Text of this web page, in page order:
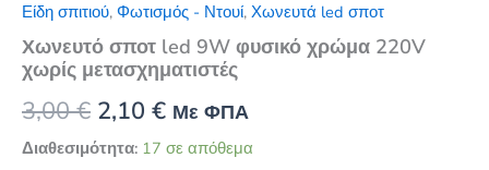
Είδη σπιτιού, Φωτισμός - Ντουί, Χωνευτά led σποτ
Χωνευτό σποτ led 9W φυσικό χρώμα 220V
χωρίς μετασχηματιστές
3,00€ Original
price
2,10 €Η
τρέχουσα
Με ΦΠΑ
Διαθεσιμότητα: 17 σε απόθεμα